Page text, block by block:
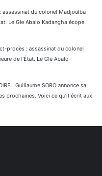
du colonel Madjoulba
Le Gle Abalo Kadangha écope
procès : assassinat du colonel
de l’État. Le Gle Abalo
: Guillaume SORO annonce sa
prochaines. Voici ce qu’il écrit aux